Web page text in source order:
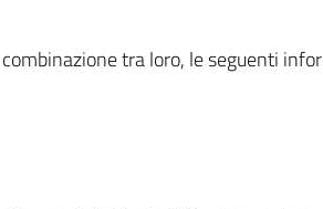
tra loro, le seguenti